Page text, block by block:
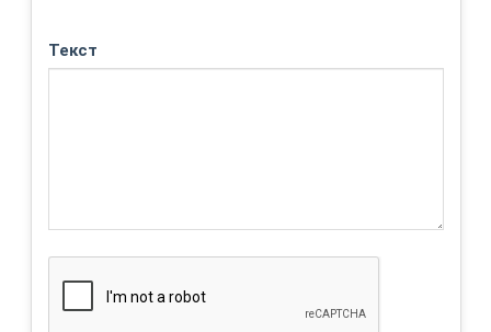
Текст